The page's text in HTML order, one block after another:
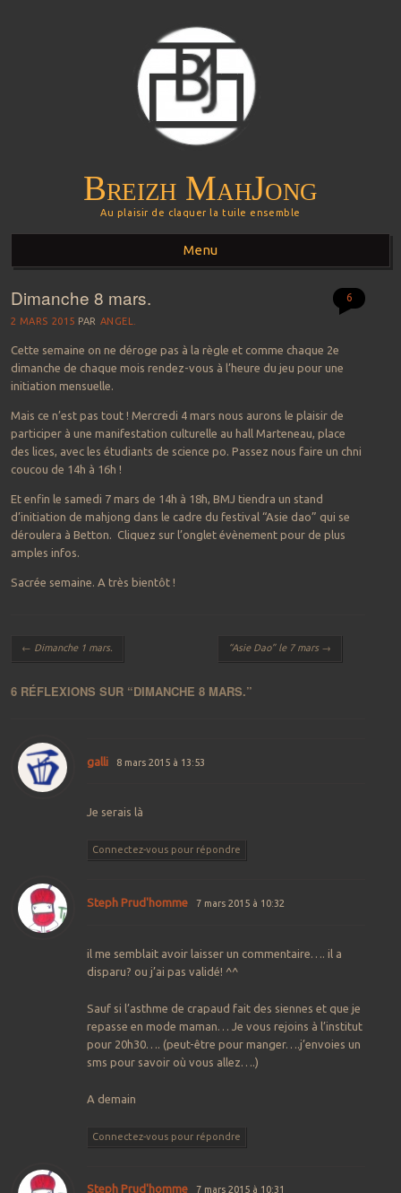
Breizh MahJong
Au plaisir de claquer la tuile ensemble
Menu
Aller au contenu principal
Dimanche 8 mars.
2 MARS 2015 PAR ANGEL.
6
Cette semaine on ne déroge pas à la règle et comme chaque 2e
dimanche de chaque mois rendez-vous à l’heure du jeu pour une
initiation mensuelle.
Mais ce n’est pas tout ! Mercredi 4 mars nous aurons le plaisir de
participer à une manifestation culturelle au hall Marteneau, place
des lices, avec les étudiants de science po. Passez nous faire un chni
coucou de 14h à 16h !
Et enfin le samedi 7 mars de 14h à 18h, BMJ tiendra un stand
d’initiation de mahjong dans le cadre du festival “Asie dao” qui se
déroulera à Betton. Cliquez sur l’onglet évènement pour de plus
amples infos.
Sacrée semaine. A très bientôt !
Navigation des articles
← Dimanche 1 mars. “Asie Dao” le 7 mars →
6 RÉFLEXIONS SUR “DIMANCHE 8 MARS.”
galli 8 mars 2015 à 13:53
Je serais là
Connectez-vous pour répondre
Steph Prud'homme 7 mars 2015 à 10:32
il me semblait avoir laisser un commentaire…. il a
disparu? ou j’ai pas validé! ^^
Sauf si l’asthme de crapaud fait des siennes et que je
repasse en mode maman… Je vous rejoins à l’institut
pour 20h30…. (peut-être pour manger….j’envoies un
sms pour savoir où vous allez….)
A demain
Connectez-vous pour répondre
Steph Prud'homme 7 mars 2015 à 10:31